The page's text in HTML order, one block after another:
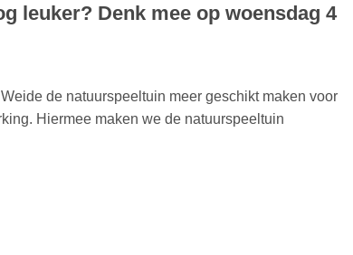
leuker? Denk mee op woensdag 4
de natuurspeeltuin meer geschikt maken voor
Hiermee maken we de natuurspeeltuin